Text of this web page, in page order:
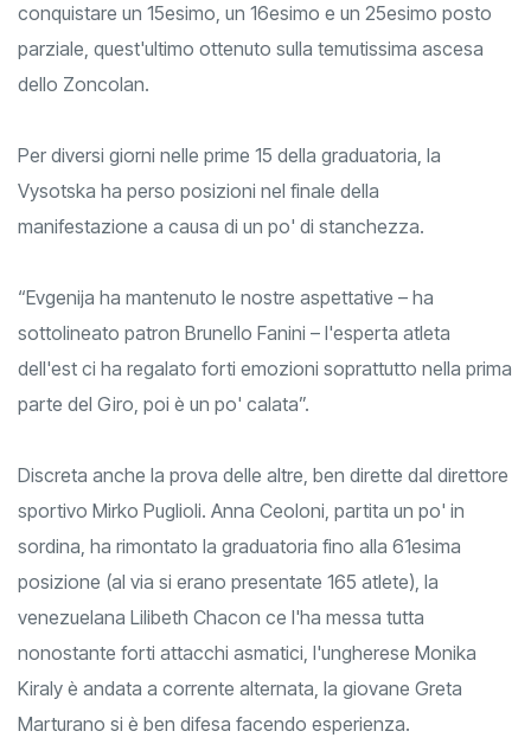
conquistare un 15esimo, un 16esimo e un 25esimo posto
parziale, quest'ultimo ottenuto sulla temutissima ascesa
dello Zoncolan.
Per diversi giorni nelle prime 15 della graduatoria, la
Vysotska ha perso posizioni nel finale della
manifestazione a causa di un po' di stanchezza.
“Evgenija ha mantenuto le nostre aspettative – ha
sottolineato patron Brunello Fanini – l'esperta atleta
dell'est ci ha regalato forti emozioni soprattutto nella prima
parte del Giro, poi è un po' calata”.
Discreta anche la prova delle altre, ben dirette dal direttore
sportivo Mirko Puglioli. Anna Ceoloni, partita un po' in
sordina, ha rimontato la graduatoria fino alla 61esima
posizione (al via si erano presentate 165 atlete), la
venezuelana Lilibeth Chacon ce l'ha messa tutta
nonostante forti attacchi asmatici, l'ungherese Monika
Kiraly è andata a corrente alternata, la giovane Greta
Marturano si è ben difesa facendo esperienza.